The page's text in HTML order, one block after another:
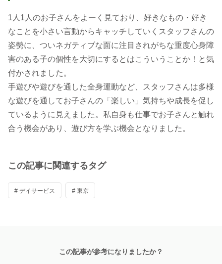
1人1人のお子さんをよーく見ており、好きなもの・好き
なことを小さい言動からキャッチしていくスタッフさんの
姿勢に、ついネガティブな面に注目されがちな重度心身障
害のある子の個性を大切にするとはこういうことか！と気
付かされました。
手遊びや遊びを通した全身運動など、スタッフさんは多様
な遊びを通してお子さんの「楽しい」気持ちや成長を促し
ているように見えました。私自身も仕事でお子さんと触れ
合う機会があり、遊び方を学ぶ機会となりました。
この記事に関連するタグ
# デイサービス # 東京
この記事が参考になりましたか？